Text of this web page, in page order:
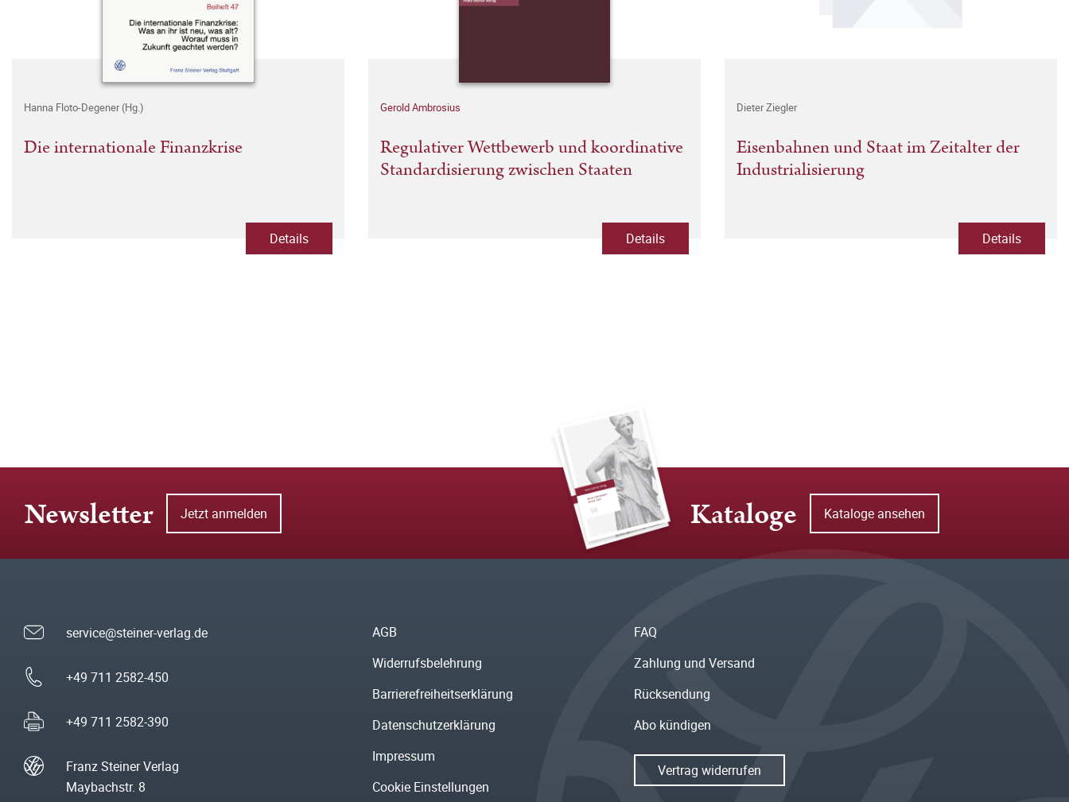
Hanna Floto-Degener (Hg.)
Die internationale Finanzkrise
Details
Gerold Ambrosius
Regulativer Wettbewerb und koordinative
Standardisierung zwischen Staaten
Details
Dieter Ziegler
Eisenbahnen und Staat im Zeitalter der
Industrialisierung
Details
Newsletter Jetzt anmelden Kataloge Kataloge ansehen
service@steiner-verlag.de
+49 711 2582-450
+49 711 2582-390
Franz Steiner Verlag
Maybachstr. 8
AGB
Widerrufsbelehrung
Barrierefreiheitserklärung
Datenschutzerklärung
Impressum
Cookie Einstellungen
FAQ
Zahlung und Versand
Rücksendung
Abo kündigen
Vertrag widerrufen